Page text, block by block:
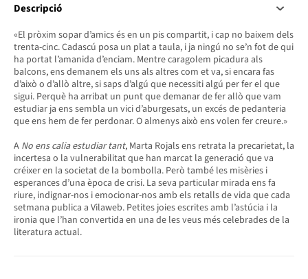
Descripció
«El pròxim sopar d’amics és en un pis compartit, i cap no baixem dels
trenta-cinc. Cadascú posa un plat a taula, i ja ningú no se’n fot de qui
ha portat l’amanida d’enciam. Mentre caragolem picadura als
balcons, ens demanem els uns als altres com et va, si encara fas
d’això o d’allò altre, si saps d’algú que necessiti algú per fer el que
sigui. Perquè ha arribat un punt que demanar de fer allò que vam
estudiar ja ens sembla un vici d’aburgesats, un excés de pedanteria
que ens hem de fer perdonar. O almenys això ens volen fer creure.»
A No ens calia estudiar tant, Marta Rojals ens retrata la precarietat, la
incertesa o la vulnerabilitat que han marcat la generació que va
créixer en la societat de la bombolla. Però també les misèries i
esperances d’una època de crisi. La seva particular mirada ens fa
riure, indignar-nos i emocionar-nos amb els retalls de vida que cada
setmana publica a Vilaweb. Petites joies escrites amb l’astúcia i la
ironia que l’han convertida en una de les veus més celebrades de la
literatura actual.